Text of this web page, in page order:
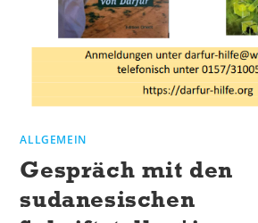
ALLGEMEIN
Gespräch mit den
sudanesischen